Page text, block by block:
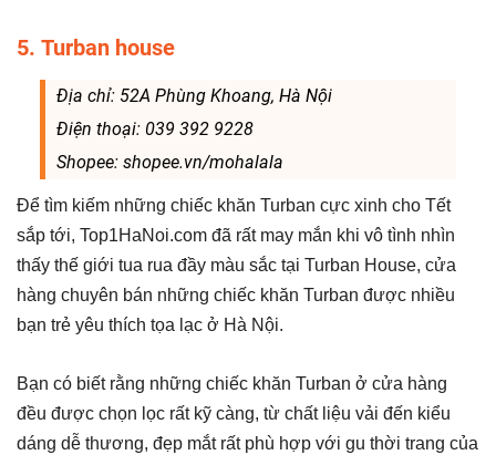
5. Turban house
Địa chỉ: 52A Phùng Khoang, Hà Nội
Điện thoại: 039 392 9228
Shopee: shopee.vn/mohalala
Để tìm kiếm những chiếc khăn Turban cực xinh cho Tết
sắp tới, Top1HaNoi.com đã rất may mắn khi vô tình nhìn
thấy thế giới tua rua đầy màu sắc tại Turban House, cửa
hàng chuyên bán những chiếc khăn Turban được nhiều
bạn trẻ yêu thích tọa lạc ở Hà Nội.
Bạn có biết rằng những chiếc khăn Turban ở cửa hàng
đều được chọn lọc rất kỹ càng, từ chất liệu vải đến kiểu
dáng dễ thương, đẹp mắt rất phù hợp với gu thời trang của